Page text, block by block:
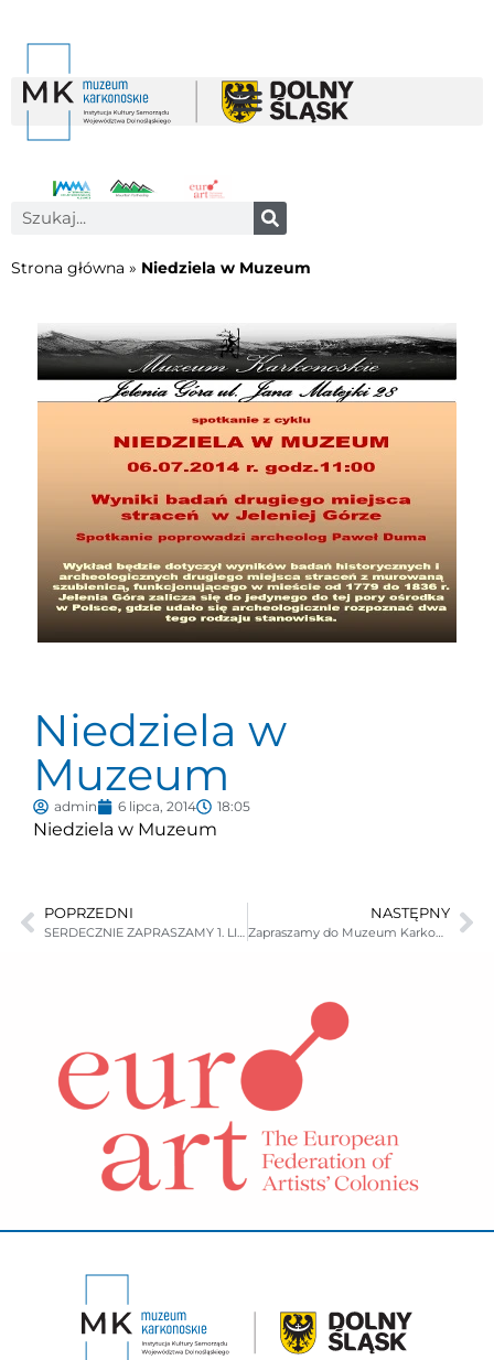
Strona główna » Niedziela w Muzeum
Niedziela w
Muzeum
admin 6 lipca, 2014 18:05
Niedziela w Muzeum
POPRZEDNI
SERDECZNIE ZAPRASZAMY 1. LIPCA O GODZ. 17:00 NA OTWARCIE WYSTAWY MALARSTWO FLAMANDZKIE.
NASTĘPNY
Zapraszamy do Muzeum Karkonoskiego w Jeleniej Górze na kolejną wystawę szkła artystycznego.